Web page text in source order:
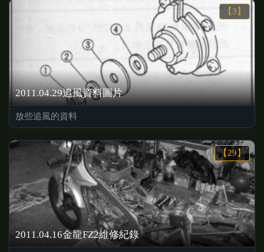
【3】
2011.04.29追風資料圖片
放些追風的資料
【29】
2011.04.16金龍FZ2維修紀錄